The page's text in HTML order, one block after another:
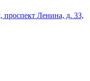
проспект Ленина, д. 33,